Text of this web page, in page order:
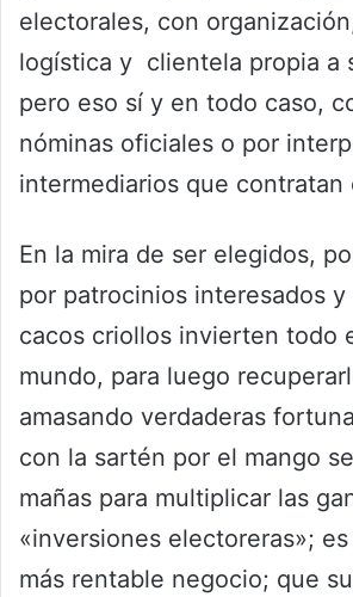
electorales, con
logística y clientela propia a
pero eso sí y en todo caso,
nóminas oficiales o por
intermediarios que contratan
En la mira de ser elegidos,
por patrocinios interesados
cacos criollos invierten todo
mundo, para luego
amasando verdaderas
con la sartén por el mango
mañas para multiplicar las
«inversiones electoreras»;
más rentable negocio; que